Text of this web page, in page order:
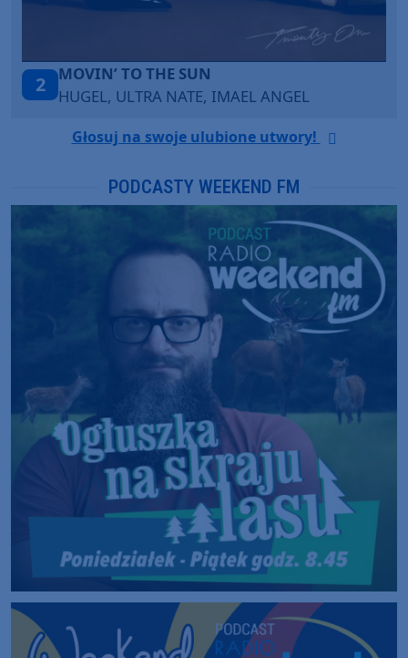
3
LEGENDARY LOVERS (SAVE ME)
KATY PERRY & CHIEF KEEF
Głosuj na swoje ulubione utwory!
PODCASTY WEEKEND FM